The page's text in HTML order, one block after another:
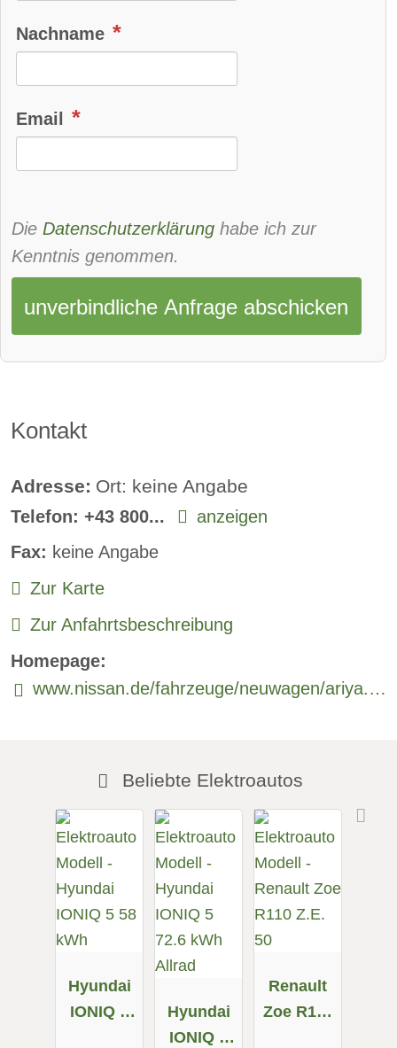
beheizbare Frontscheibe:
Lederlenkrad:
verfügbar
Sprachsteuerung:
verfügbar
Rückfahrkamera
Sitzheizung vorne:
verfügbar
Sitzheizung hinten:
verfügbar
Nachname
Email
Die Datenschutzerklärung habe ich zur
Kenntnis genommen.
unverbindliche Anfrage abschicken
Kontakt
Adresse: Ort: keine Angabe
Telefon: +43 800...
anzeigen
Fax: keine Angabe
Zur Karte
Zur Anfahrtsbeschreibung
Homepage:
www.nissan.de/fahrzeuge/neuwagen/ariya.html
Beliebte Elektroautos
Hyundai
IONIQ 5
Hyundai
IONIQ 5
Renault
Zoe R110